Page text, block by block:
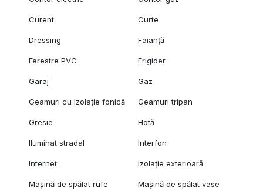
Curent Curte
Dressing Faianță
Ferestre PVC Frigider
Garaj Gaz
Geamuri cu izolație fonică Geamuri tripan
Gresie Hotă
Iluminat stradal Interfon
Internet Izolație exterioară
Mașină de spălat rufe Mașină de spălat vase